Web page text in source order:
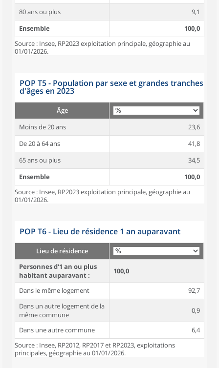
80 ans ou plus
9,1
Ensemble
100,0
Source : Insee, RP2023 exploitation principale, géographie au
01/01/2026.
POP T5 - Population par sexe et grandes tranches
d'âges en 2023
Âge
Moins de 20 ans
23,6
De 20 à 64 ans
41,8
65 ans ou plus
34,5
Ensemble
100,0
Source : Insee, RP2023 exploitation principale, géographie au
01/01/2026.
POP T6 - Lieu de résidence 1 an auparavant
Lieu de résidence
Personnes d'1 an ou plus
habitant auparavant :
100,0
Dans le même logement
92,7
Dans un autre logement de la
même commune
0,9
Dans une autre commune
6,4
Source : Insee, RP2012, RP2017 et RP2023, exploitations
principales, géographie au 01/01/2026.